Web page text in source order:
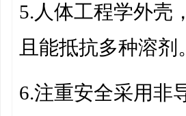
5. 人体工程学外壳
且能抵抗多种溶剂。
6.注重安全采用非